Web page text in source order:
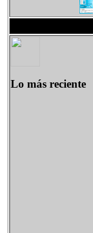
Lo más reciente